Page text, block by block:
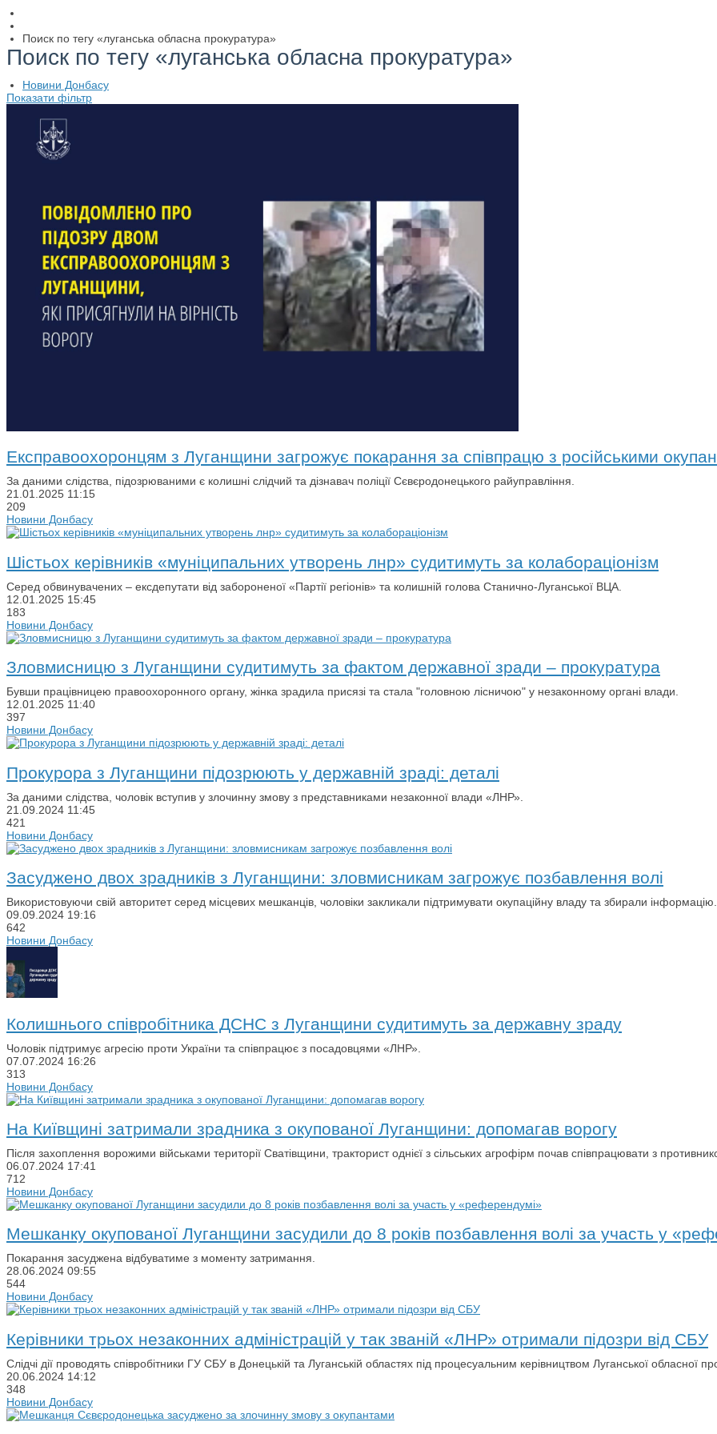
Поиск по тегу «луганська обласна прокуратура»
Поиск по тегу «луганська обласна прокуратура»
Новини Донбасу
Показати фільтр
Експравоохоронцям з Луганщини загрожує покарання за співпрацю з російськими
За даними слідства, підозрюваними є колишні слідчий та дізнавач поліції Сєвєродонецького райуправління.
21.01.2025 11:15
209
Новини Донбасу
Шістьох керівників «муніципальних утворень лнр» судитимуть за колабораціонізм
Серед обвинувачених ‒ ексдепутати від забороненої «Партії регіонів» та колишній голова Станично-Луганської ВЦА.
12.01.2025 15:45
183
Новини Донбасу
Зловмисницю з Луганщини судитимуть за фактом державної зради – прокуратура
Бувши працівницею правоохоронного органу, жінка зрадила присязі та стала "головною лісничою" у незаконному органі влади.
12.01.2025 11:40
397
Новини Донбасу
Прокурора з Луганщини підозрюють у державній зраді: деталі
За даними слідства, чоловік вступив у злочинну змову з представниками незаконної влади «ЛНР».
21.09.2024 11:45
421
Новини Донбасу
Засуджено двох зрадників з Луганщини: зловмисникам загрожує позбавлення волі
Використовуючи свій авторитет серед місцевих мешканців, чоловіки закликали підтримувати окупаційну владу та збирали інформацію.
09.09.2024 19:16
642
Новини Донбасу
Колишнього співробітника ДСНС з Луганщини судитимуть за державну зраду
Чоловік підтримує агресію проти України та співпрацює з посадовцями «ЛНР».
07.07.2024 16:26
313
Новини Донбасу
На Київщині затримали зрадника з окупованої Луганщини: допомагав ворогу
Після захоплення ворожими військами території Сватівщини, тракторист однієї з сільських агрофірм почав співпрацювати з
06.07.2024 17:41
712
Новини Донбасу
Мешканку окупованої Луганщини засудили до 8 років позбавлення волі за участь у
Покарання засуджена відбуватиме з моменту затримання.
28.06.2024 09:55
544
Новини Донбасу
Керівники трьох незаконних адміністрацій у так званій «ЛНР» отримали підозри від СБУ
Слідчі дії проводять співробітники ГУ СБУ в Донецькій та Луганській областях під процесуальним керівництвом Луганської обласної
20.06.2024 14:12
348
Новини Донбасу